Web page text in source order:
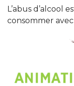
L’abus d’alcool
consommer